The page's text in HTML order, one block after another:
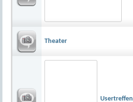
Theater
Usertreffen